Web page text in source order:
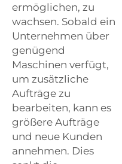
ermöglichen, zu
wachsen. Sobald ein
Unternehmen über
genügend
Maschinen verfügt,
um zusätzliche
Aufträge zu
bearbeiten, kann es
größere Aufträge
und neue Kunden
annehmen. Dies